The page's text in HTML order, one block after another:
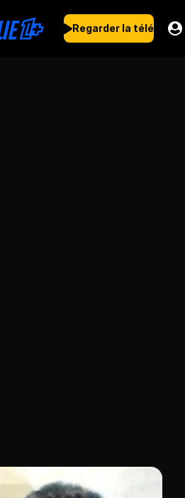
Regarder la télé